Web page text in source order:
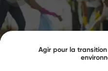
Agir pour la